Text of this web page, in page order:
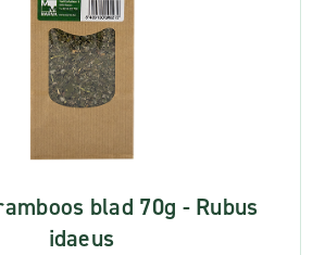
blad 70g - Rubus
idaeus